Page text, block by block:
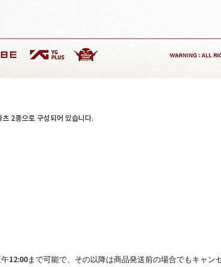
2종으로 구성되어 있습니다.
12:00まで可能で、その以降は商品発送前の場合でもキャン